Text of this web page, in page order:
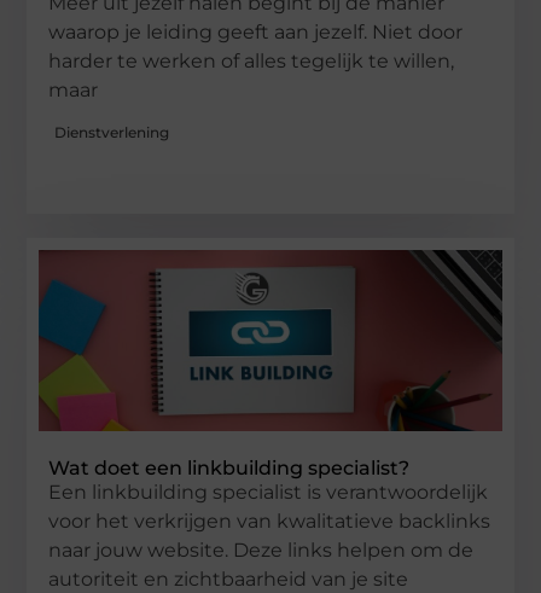
waarop je leiding geeft aan jezelf. Niet door
harder te werken of alles tegelijk te willen,
maar
Dienstverlening
Wat doet een linkbuilding specialist?
Een linkbuilding specialist is verantwoordelijk
voor het verkrijgen van kwalitatieve backlinks
naar jouw website. Deze links helpen om de
autoriteit en zichtbaarheid van je site